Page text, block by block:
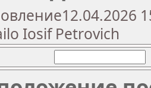
Iosif Petrovich